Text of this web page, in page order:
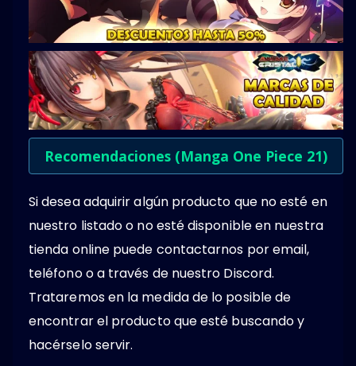
Recomendaciones (Manga One Piece 21)
Si desea adquirir algún producto que no esté en
nuestro listado o no esté disponible en nuestra
tienda online puede contactarnos por email,
teléfono o a través de nuestro Discord.
Trataremos en la medida de lo posible de
encontrar el producto que esté buscando y
hacérselo servir.